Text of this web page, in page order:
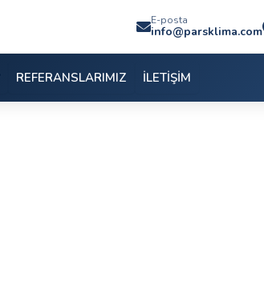
E-posta
info@parsklima.com
REFERANSLARIMIZ İLETİŞİM